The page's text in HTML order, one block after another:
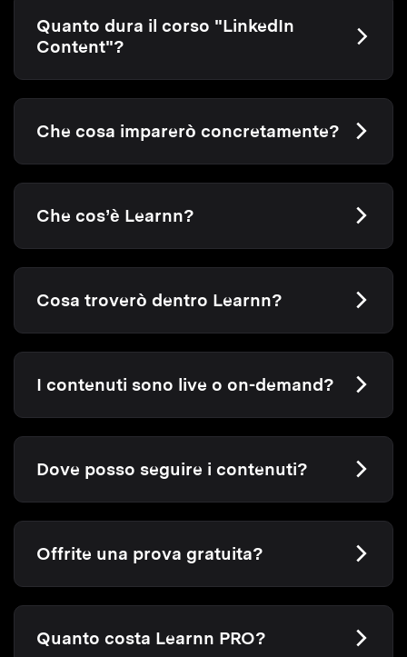
Quanto dura il corso "LinkedIn
Content"?
Che cosa imparerò concretamente?
Che cos’è Learnn?
Cosa troverò dentro Learnn?
I contenuti sono live o on-demand?
Dove posso seguire i contenuti?
Offrite una prova gratuita?
Quanto costa Learnn PRO?